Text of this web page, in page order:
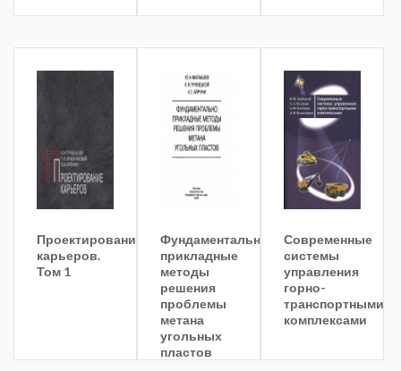
Проектирование
карьеров.
Том 1
Фундаментальные
прикладные
методы
решения
проблемы
метана
угольных
пластов
Современные
системы
управления
горно-
транспортными
комплексами